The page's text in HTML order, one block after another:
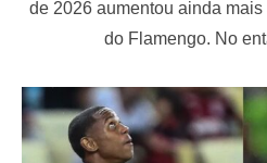
e
d
de 2026 aumentou ainda
do Flamengo. No